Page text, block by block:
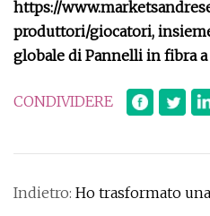
https://
produttori/giocatori,
globale di Pannelli in fibra
CONDIVIDERE
Indietro: Ho trasformato